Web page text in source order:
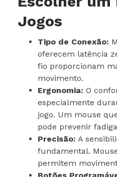
Jogos
Tipo de Conexão:
oferecem latência
fio proporcionam
movimento.
Ergonomia: O
especialmente
jogo. Um mouse
pode prevenir
Precisão: A
fundamental.
permitem